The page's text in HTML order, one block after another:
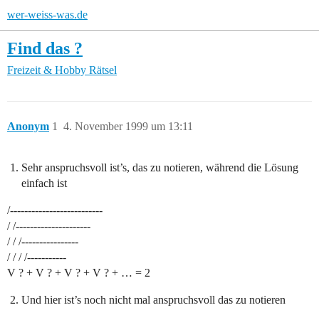
wer-weiss-was.de
Find das ?
Freizeit & Hobby Rätsel
Anonym 4. November 1999 um 13:11
1
Sehr anspruchsvoll ist’s, das zu notieren, während die Lösung
einfach ist
/--------------------------
/ /---------------------
/ / /----------------
/ / / /-----------
V ? + V ? + V ? + V ? + … = 2
Und hier ist’s noch nicht mal anspruchsvoll das zu notieren